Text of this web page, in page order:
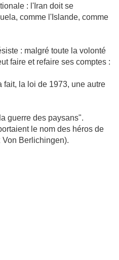
: l'Iran doit se
comme l'Islande, comme
: malgré toute la volonté
faire et refaire ses comptes :
fait, la loi de 1973, une autre
guerre des paysans".
le nom des héros de
Von Berlichingen).